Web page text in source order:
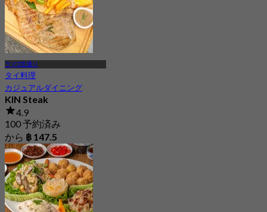
ラマ3世通り
タイ料理
カジュアルダイニング
KIN Steak
4.9
100 予約済み
から ฿ 147.5